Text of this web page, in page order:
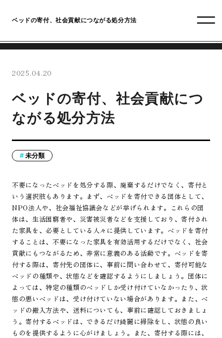
ベッドの寄付、社会貢献につながる処分方法
2025.04.20
ベッドの寄付、社会貢献につ
ながる処分方法
未分類
不要になったベッドを処分する際、廃棄するだけでなく、寄付と
いう選択肢もあります。まず、ベッドを寄付できる団体として、
NPO法人や、社会福祉協議会などが挙げられます。これらの団
体は、生活困窮者や、災害被災者などを支援しており、寄付され
た家具を、必要としている人々に提供しています。ベッドを寄付
することは、不要になった家具を有効活用するだけでなく、社会
貢献にもつながるため、非常に意義のある活動です。ベッドを寄
付する際は、寄付先の団体に、事前に問い合わせて、寄付可能な
ベッドの種類や、状態などを確認するようにしましょう。団体に
よっては、特定の種類のベッドしか受け付けていなかったり、状
態の悪いベッドは、受け付けていない場合があります。また、ベ
ッドの搬入方法や、送料についても、事前に確認しておきましょ
う。寄付するベッドは、できるだけ綺麗に掃除をし、状態の良い
ものを提供するように心がけましょう。また、寄付する際には、